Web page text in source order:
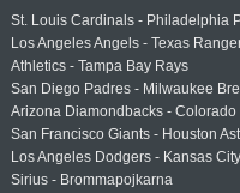
St. Louis Cardinals - Philadelphia
Los Angeles Angels - Texas
Athletics - Tampa Bay Rays
San Diego Padres - Milwaukee
Arizona Diamondbacks - Colorado
San Francisco Giants - Houston
Los Angeles Dodgers - Kansas
Sirius - Brommapojkarna